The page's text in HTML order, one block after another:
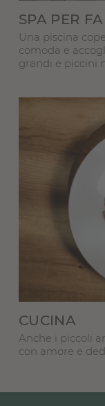
SPA PER
Una piscina
comoda e
grandi e piccini
CUCINA
Anche i piccoli
con amore e